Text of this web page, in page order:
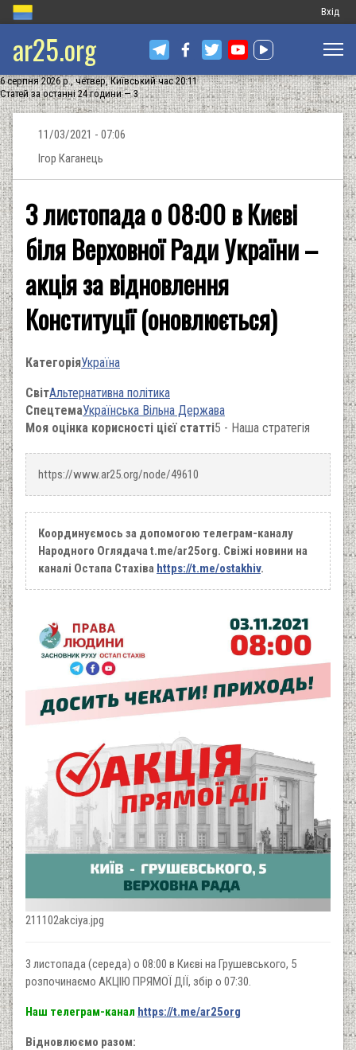
Меню
запису
Вхід
ar25.org
6 серпня 2026 р., четвер, Київський час 20:11
Статей за останні 24 години — 3
11/03/2021 - 07:06
Ігор Каганець
3 листопада о 08:00 в Києві
біля Верховної Ради України –
акція за відновлення
Конституції (оновлюється)
КатегоріяУкраїна
СвітАльтернативна політика
СпецтемаУкраїнська Вільна Держава
Моя оцінка корисності цієї статті5 - Наша стратегія
https://www.ar25.org/node/49610
Координуємось за допомогою телеграм-каналу
Народного Оглядача t.me/ar25org. Свіжі новини на
каналі Остапа Стахіва https://t.me/ostakhiv.
211102akciya.jpg
3 листопада (середа) о 08:00 в Києві на Грушевського, 5
розпочинаємо АКЦІЮ ПРЯМОЇ ДІЇ, збір о 07:30.
Наш телеграм-канал https://t.me/ar25org
Відновлюємо разом: